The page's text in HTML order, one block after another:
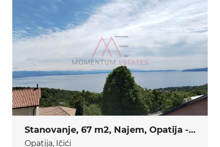
Stanovanje, 67 m2, Najem, Opatija - Ičići
Opatija, Ičići